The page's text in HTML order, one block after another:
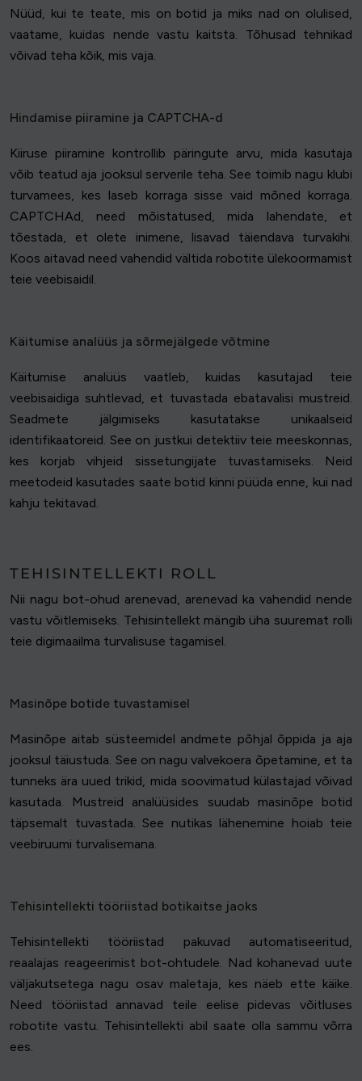
Nüüd, kui te teate, mis on botid ja miks nad on olulised,
vaatame, kuidas nende vastu kaitsta. Tõhusad tehnikad
võivad teha kõik, mis vaja.
Hindamise piiramine ja CAPTCHA-d
Kiiruse piiramine kontrollib päringute arvu, mida kasutaja
võib teatud aja jooksul serverile teha. See toimib nagu klubi
turvamees, kes laseb korraga sisse vaid mõned korraga.
CAPTCHAd, need mõistatused, mida lahendate, et
tõestada, et olete inimene, lisavad täiendava turvakihi.
Koos aitavad need vahendid vältida robotite ülekoormamist
teie veebisaidil.
Käitumise analüüs ja sõrmejälgede võtmine
Käitumise analüüs vaatleb, kuidas kasutajad teie
veebisaidiga suhtlevad, et tuvastada ebatavalisi mustreid.
Seadmete jälgimiseks kasutatakse unikaalseid
identifikaatoreid. See on justkui detektiiv teie meeskonnas,
kes korjab vihjeid sissetungijate tuvastamiseks. Neid
meetodeid kasutades saate botid kinni püüda enne, kui nad
kahju tekitavad.
TEHISINTELLEKTI ROLL
Nii nagu bot-ohud arenevad, arenevad ka vahendid nende
vastu võitlemiseks. Tehisintellekt mängib üha suuremat rolli
teie digimaailma turvalisuse tagamisel.
Masinõpe botide tuvastamisel
Masinõpe aitab süsteemidel andmete põhjal õppida ja aja
jooksul täiustuda. See on nagu valvekoera õpetamine, et ta
tunneks ära uued trikid, mida soovimatud külastajad võivad
kasutada. Mustreid analüüsides suudab masinõpe botid
täpsemalt tuvastada. See nutikas lähenemine hoiab teie
veebiruumi turvalisemana.
Tehisintellekti tööriistad botikaitse jaoks
Tehisintellekti tööriistad pakuvad automatiseeritud,
reaalajas reageerimist bot-ohtudele. Nad kohanevad uute
väljakutsetega nagu osav maletaja, kes näeb ette käike.
Need tööriistad annavad teile eelise pidevas võitluses
robotite vastu. Tehisintellekti abil saate olla sammu võrra
ees.